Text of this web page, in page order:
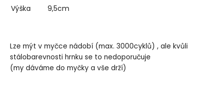
Výška
9,5cm
Lze mýt v myčce nádobí (max. 3000cyklů) , ale kvůli
stálobarevnosti hrnku se to nedoporučuje
(my dáváme do myčky a vše drží)